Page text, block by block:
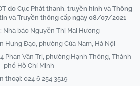
do Cục Phát thanh, truyền hình và Thông
và Truyền thông cấp ngày 08/07/2021
Nhà báo Nguyễn Thị Mai Hương
Hưng Đạo, phường Cửa Nam, Hà Nội
Phan Văn Trị, phường Hạnh Thông, Thành
phố Hồ Chí Minh
thoại: 024 6 254 3519